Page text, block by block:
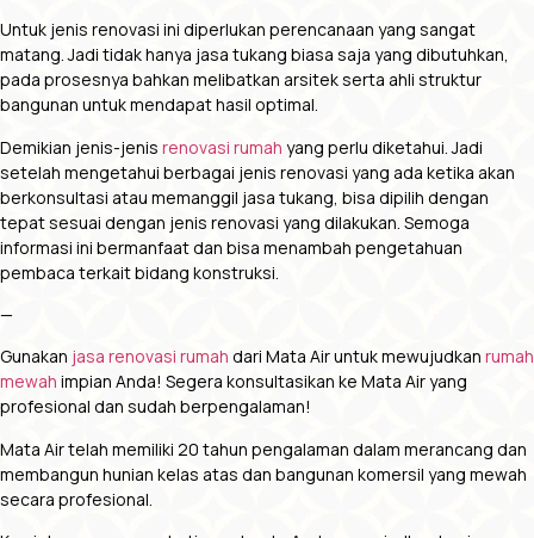
Untuk jenis renovasi ini diperlukan perencanaan yang sangat
matang. Jadi tidak hanya jasa tukang biasa saja yang dibutuhkan,
pada prosesnya bahkan melibatkan arsitek serta ahli struktur
bangunan untuk mendapat hasil optimal.
Demikian jenis-jenis renovasi rumah yang perlu diketahui. Jadi
setelah mengetahui berbagai jenis renovasi yang ada ketika akan
berkonsultasi atau memanggil jasa tukang, bisa dipilih dengan
tepat sesuai dengan jenis renovasi yang dilakukan. Semoga
informasi ini bermanfaat dan bisa menambah pengetahuan
pembaca terkait bidang konstruksi.
—
Gunakan jasa renovasi rumah dari Mata Air untuk mewujudkan rumah
mewah impian Anda! Segera konsultasikan ke Mata Air yang
profesional dan sudah berpengalaman!
Mata Air telah memiliki 20 tahun pengalaman dalam merancang dan
membangun hunian kelas atas dan bangunan komersil yang mewah
secara profesional.